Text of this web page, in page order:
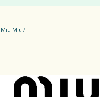
Miu Miu /